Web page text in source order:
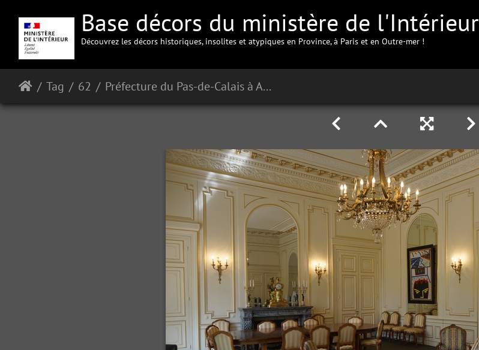
Base décors du ministère de l'Intérieur
Découvrez les décors historiques, insolites et atypiques en Province, à Paris et en Outre-mer !
Tag 62 Préfecture du Pas-de-Calais à Arras